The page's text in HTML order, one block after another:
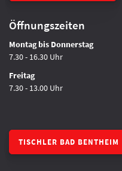
Öffnungszeiten
Montag bis Donnerstag
7.30 - 16.30 Uhr
Freitag
7.30 - 13.00 Uhr
TISCHLER BAD BENTHEIM